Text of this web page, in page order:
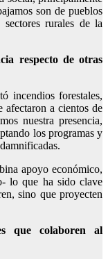
son de pueblos
rurales de la
respecto de otras
incendios forestales,
afectaron a cientos de
nuestra presencia,
los programas y
apoyo económico,
lo que ha sido clave
sino que proyecten
que colaboren al